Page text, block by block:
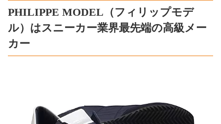
PHILIPPE MODEL（フィリップモデ
ル）はスニーカー業界最先端の高級メー
カー